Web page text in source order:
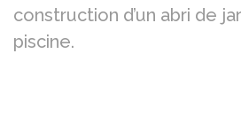
construction d’un abri de
piscine.